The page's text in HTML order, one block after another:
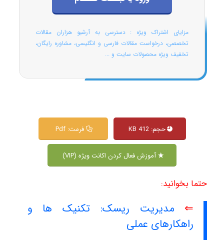
مزایای اشتراک ویژه : دسترسی به آرشیو هزاران مقالات
تخصصی، درخواست مقالات فارسی و انگلیسی، مشاوره رایگان،
تخفیف ویژه محصولات سایت و ...
حجم: 412 KB فرمت: Pdf
آموزش فعال کردن اکانت ویژه (VIP)
حتما بخوانید:
⇐ مدیریت ریسک: تکنیک ها و
راهکارهای عملی